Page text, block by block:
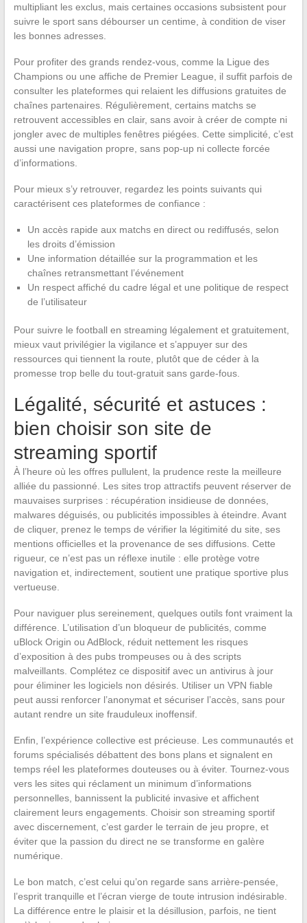
multipliant les exclus, mais certaines occasions subsistent pour
suivre le sport sans débourser un centime, à condition de viser
les bonnes adresses.
Pour profiter des grands rendez-vous, comme la Ligue des
Champions ou une affiche de Premier League, il suffit parfois de
consulter les plateformes qui relaient les diffusions gratuites de
chaînes partenaires. Régulièrement, certains matchs se
retrouvent accessibles en clair, sans avoir à créer de compte ni
jongler avec de multiples fenêtres piégées. Cette simplicité, c’est
aussi une navigation propre, sans pop-up ni collecte forcée
d’informations.
Pour mieux s’y retrouver, regardez les points suivants qui
caractérisent ces plateformes de confiance :
Un accès rapide aux matchs en direct ou rediffusés, selon
les droits d’émission
Une information détaillée sur la programmation et les
chaînes retransmettant l’événement
Un respect affiché du cadre légal et une politique de respect
de l’utilisateur
Pour suivre le football en streaming légalement et gratuitement,
mieux vaut privilégier la vigilance et s’appuyer sur des
ressources qui tiennent la route, plutôt que de céder à la
promesse trop belle du tout-gratuit sans garde-fous.
Légalité, sécurité et astuces :
bien choisir son site de
streaming sportif
À l’heure où les offres pullulent, la prudence reste la meilleure
alliée du passionné. Les sites trop attractifs peuvent réserver de
mauvaises surprises : récupération insidieuse de données,
malwares déguisés, ou publicités impossibles à éteindre. Avant
de cliquer, prenez le temps de vérifier la légitimité du site, ses
mentions officielles et la provenance de ses diffusions. Cette
rigueur, ce n’est pas un réflexe inutile : elle protège votre
navigation et, indirectement, soutient une pratique sportive plus
vertueuse.
Pour naviguer plus sereinement, quelques outils font vraiment la
différence. L’utilisation d’un bloqueur de publicités, comme
uBlock Origin ou AdBlock, réduit nettement les risques
d’exposition à des pubs trompeuses ou à des scripts
malveillants. Complétez ce dispositif avec un antivirus à jour
pour éliminer les logiciels non désirés. Utiliser un VPN fiable
peut aussi renforcer l’anonymat et sécuriser l’accès, sans pour
autant rendre un site frauduleux inoffensif.
Enfin, l’expérience collective est précieuse. Les communautés et
forums spécialisés débattent des bons plans et signalent en
temps réel les plateformes douteuses ou à éviter. Tournez-vous
vers les sites qui réclament un minimum d’informations
personnelles, bannissent la publicité invasive et affichent
clairement leurs engagements. Choisir son streaming sportif
avec discernement, c’est garder le terrain de jeu propre, et
éviter que la passion du direct ne se transforme en galère
numérique.
Le bon match, c’est celui qu’on regarde sans arrière-pensée,
l’esprit tranquille et l’écran vierge de toute intrusion indésirable.
La différence entre le plaisir et la désillusion, parfois, ne tient